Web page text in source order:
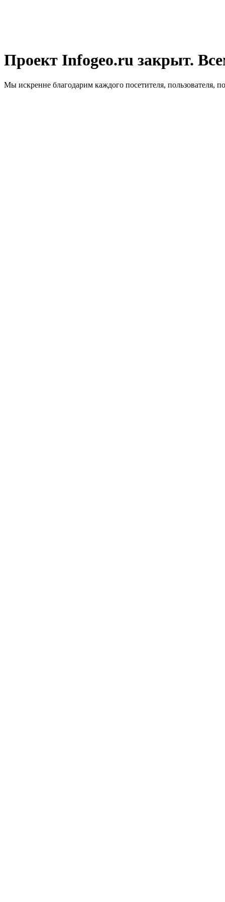
Проект Infogeo.ru закрыт.
Мы искренне благодарим каждого посетителя, пользователя,